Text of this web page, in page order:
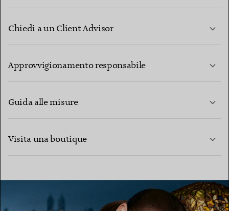
Chiedi a un Client Advisor
Approvvigionamento responsabile
Guida alle misure
Visita una boutique
TROVA LA BOUTIQUE PIÙ VICINA A TE